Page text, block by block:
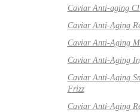
Caviar Anti-aging
Caviar Anti-Aging
Caviar Anti-Aging
Caviar Anti-Aging
Caviar Anti-Aging
Frizz
Caviar Anti-Aging